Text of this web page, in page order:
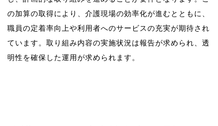
の加算の取得により、介護現場の効率化が進むとともに、
職員の定着率向上や利用者へのサービスの充実が期待され
ています。取り組み内容の実施状況は報告が求められ、透